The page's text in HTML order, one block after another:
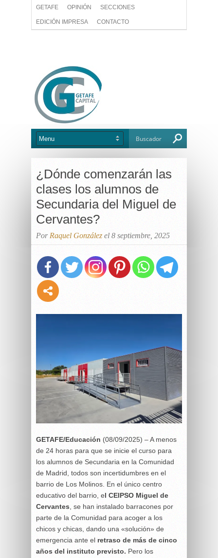
GETAFE OPINIÓN SECCIONES
EDICIÓN IMPRESA CONTACTO
¿Dónde comenzarán las
clases los alumnos de
Secundaria del Miguel de
Cervantes?
Por Raquel González el 8 septiembre, 2025
GETAFE/Educación (08/09/2025) – A menos
de 24 horas para que se inicie el curso para
los alumnos de Secundaria en la Comunidad
de Madrid, todos son incertidumbres en el
barrio de Los Molinos. En el único centro
educativo del barrio, el CEIPSO Miguel de
Cervantes , se han instalado barracones por
parte de la Comunidad para acoger a los
chicos y chicas, dando una «solución» de
emergencia ante el retraso de más de cinco
años del instituto previsto. Pero los